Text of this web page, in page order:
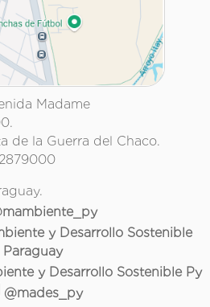
Madame
de la Guerra del Chaco.
y Desarrollo Sostenible
Paraguay
y Desarrollo Sostenible Py
@mades_py